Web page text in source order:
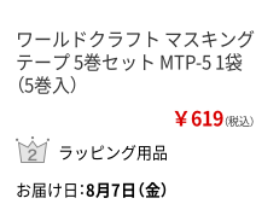
ワールドクラフト マスキング
テープ 5巻セット MTP-5 1袋
（5巻入）
￥619（税込）
ラッピング用品
お届け日：8月7日（金）